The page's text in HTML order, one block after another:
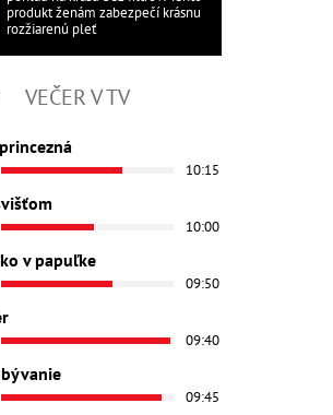
produkt ženám zabezpečí krásnu
rozžiarenú pleť
VEČER V TV
10:15
10:00
v papuľke
09:50
09:40
09:45